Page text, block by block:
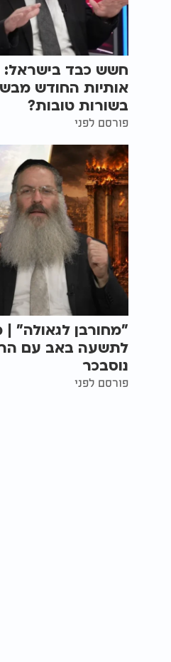
חשש כבד
אותיות החודש
בשורות טובות?
פורסם לפני
"מחורבן לגאולה" |
לתשעה באב עם
נוסבכר
פורסם לפני